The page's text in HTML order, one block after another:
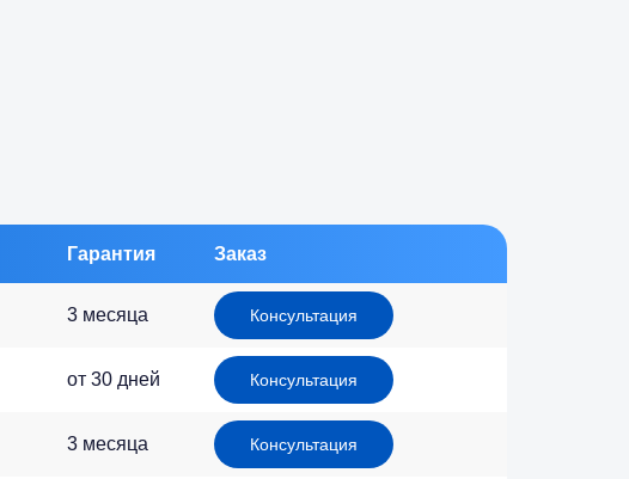
Гарантия Заказ
3 месяца Консультация
от 30 дней Консультация
3 месяца Консультация